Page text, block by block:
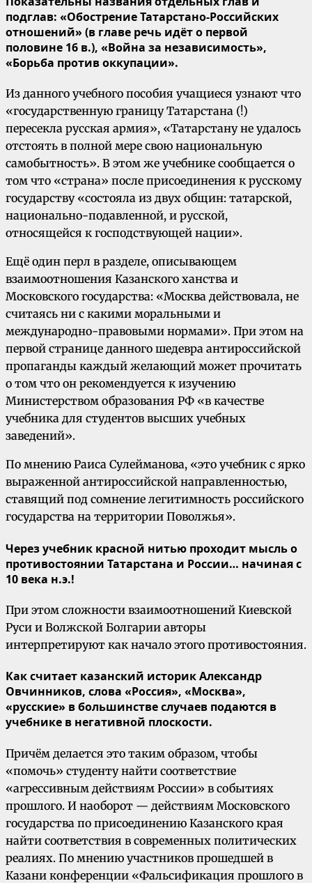
подглав: «Обострение Татарстано-Российских
отношений» (в главе речь идёт о первой
половине 16 в.), «Война за независимость»,
«Борьба против оккупации».
Из данного учебного пособия учащиеся узнают что
«государственную границу Татарстана (!)
пересекла русская армия», «Татарстану не удалось
отстоять в полной мере свою национальную
самобытность». В этом же учебнике сообщается о
том что «страна» после присоединения к русскому
государству «состояла из двух общин: татарской,
национально-подавленной, и русской,
относящейся к господствующей нации».
Ещё один перл в разделе, описывающем
взаимоотношения Казанского ханства и
Московского государства: «Москва действовала, не
считаясь ни с какими моральными и
международно-правовыми нормами». При этом на
первой странице данного шедевра антироссийской
пропаганды каждый желающий может прочитать
о том что он рекомендуется к изучению
Министерством образования РФ «в качестве
учебника для студентов высших учебных
заведений».
По мнению Раиса Сулейманова, «это учебник с ярко
выраженной антироссийской направленностью,
ставящий под сомнение легитимность российского
государства на территории Поволжья».
Через учебник красной нитью проходит мысль о
противостоянии Татарстана и России… начиная с
10 века н.э.!
При этом сложности взаимоотношений Киевской
Руси и Волжской Болгарии авторы
интерпретируют как начало этого противостояния.
Как считает казанский историк Александр
Овчинников, слова «Россия», «Москва»,
«русские» в большинстве случаев подаются в
учебнике в негативной плоскости.
Причём делается это таким образом, чтобы
«помочь» студенту найти соответствие
«агрессивным действиям России» в событиях
прошлого. И наоборот — действиям Московского
государства по присоединению Казанского края
найти соответствия в современных политических
реалиях. По мнению участников прошедшей в
Казани конференции «Фальсификация прошлого в